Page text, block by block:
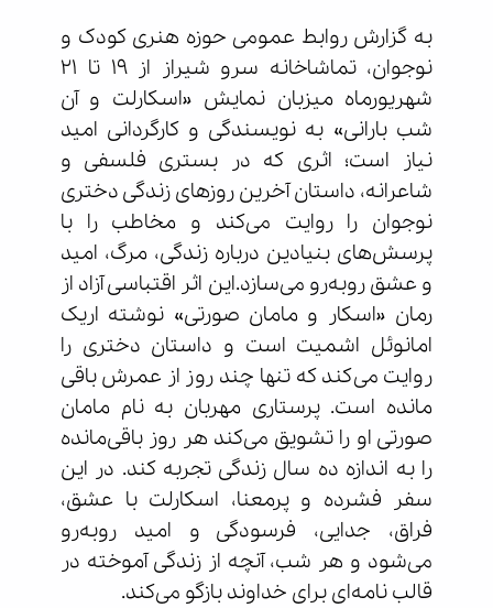
به گزارش روابط عمومی حوزه هنری کودک و
نوجوان، تماشاخانه سرو شیراز از ۱۹ تا ۲۱
شهریورماه میزبان نمایش «اسکارلت و آن
شب بارانی» به نویسندگی و کارگردانی امید
نیاز است؛ اثری که در بستری فلسفی و
شاعرانه، داستان آخرین روزهای زندگی دختری
نوجوان را روایت می‌کند و مخاطب را با
پرسش‌های بنیادین درباره زندگی، مرگ، امید
و عشق روبه‌رو می‌سازد.این اثر اقتباسی آزاد از
رمان «اسکار و مامان صورتی» نوشته اریک
امانوئل اشمیت است و داستان دختری را
روایت می‌کند که تنها چند روز از عمرش باقی
مانده است. پرستاری مهربان به نام مامان
صورتی او را تشویق می‌کند هر روز باقی‌مانده
را به اندازه ده سال زندگی تجربه کند. در این
سفر فشرده و پرمعنا، اسکارلت با عشق،
فراق، جدایی، فرسودگی و امید روبه‌رو
می‌شود و هر شب، آنچه از زندگی آموخته در
قالب نامه‌ای برای خداوند بازگو می‌کند.